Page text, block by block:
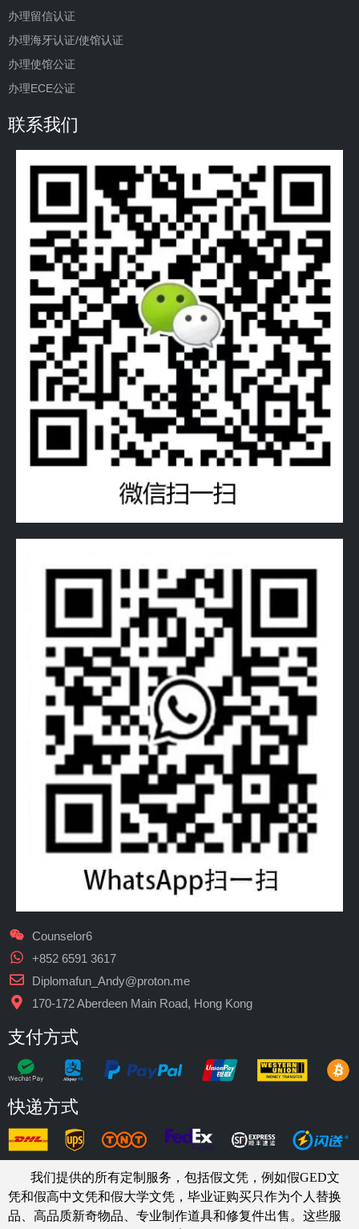
办理留信认证
办理海牙认证/使馆认证
办理使馆公证
办理ECE公证
联系我们
Counselor6
+852 6591 3617
Diplomafun_Andy@proton.me
170-172 Aberdeen Main Road, Hong Kong
支付方式
快递方式
我们提供的所有定制服务，包括假文凭，例如假GED文
凭和假高中文凭和假大学文凭， 毕业证购买只作为个人替换
品、高品质新奇物品、专业制作道具和修复件出售。这些服